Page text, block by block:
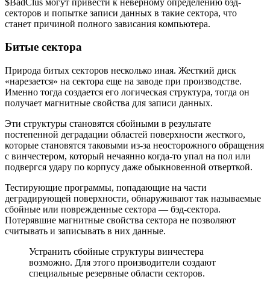
секторов и попытке записи данных в такие сектора, что
станет причиной полного зависания компьютера.
Битые сектора
Природа битых секторов несколько иная. Жесткий диск
«нарезается» на сектора еще на заводе при производстве.
Именно тогда создается его логическая структура, тогда он
получает магнитные свойства для записи данных.
Эти структуры становятся сбойными в результате
постепенной деградации областей поверхности жесткого,
которые становятся таковыми из-за неосторожного обращения
с винчестером, который нечаянно когда-то упал на пол или
подвергся удару по корпусу даже обыкновенной отверткой.
Тестирующие программы, попадающие на части
деградирующей поверхности, обнаруживают так называемые
сбойные или поврежденные сектора — бэд-сектора.
Потерявшие магнитные свойства сектора не позволяют
считывать и записывать в них данные.
Устранить сбойные структуры винчестера
возможно. Для этого производители создают
специальные резервные области секторов.